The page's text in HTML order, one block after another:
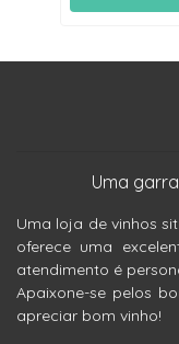
Uma
Uma loja de vinhos
oferece uma
atendimento é
Apaixone-se pelos
apreciar bom vinho!